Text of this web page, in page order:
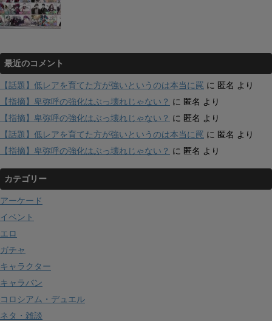
最近のコメント
【話題】低レアを育てた方が強いというのは本当に罠 に 匿名 より
【指摘】卑弥呼の強化はぶっ壊れじゃない？ に 匿名 より
【指摘】卑弥呼の強化はぶっ壊れじゃない？ に 匿名 より
【話題】低レアを育てた方が強いというのは本当に罠 に 匿名 より
【指摘】卑弥呼の強化はぶっ壊れじゃない？ に 匿名 より
カテゴリー
アーケード
イベント
エロ
ガチャ
キャラクター
キャラバン
コロシアム・デュエル
ネタ・雑談